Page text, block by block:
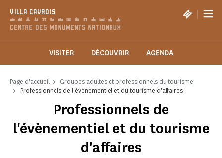
VILLA CAVROIS |
VISITER DÉCOUVRIR AGENDA
Page d'accueil
Groupes adultes et professionnels du tourisme
Professionnels de l'évènementiel et du tourisme d'affaires
Professionnels de
l'évènementiel et du tourisme
d'affaires